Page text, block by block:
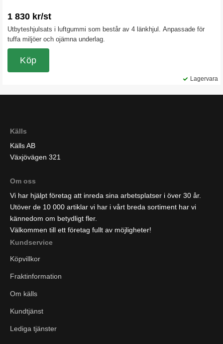
1 830 kr/st
Utbyteshjulsats i luftgummi som består av 4 länkhjul. Anpassade för
tuffa miljöer och ojämna underlag.
Lagervara
Köp
Källs
Källs AB
Växjövägen 321
Om oss
Vi har hjälpt företag att inreda sina arbetsplatser i över 30 år.
Utöver de 10 000 artiklar vi har i vårt breda sortiment har vi
kännedom om betydligt fler.
Välkommen till ett företag fullt av möjligheter!
Kundservice
Köpvillkor
Fraktinformation
Om källs
Kundtjänst
Lediga tjänster